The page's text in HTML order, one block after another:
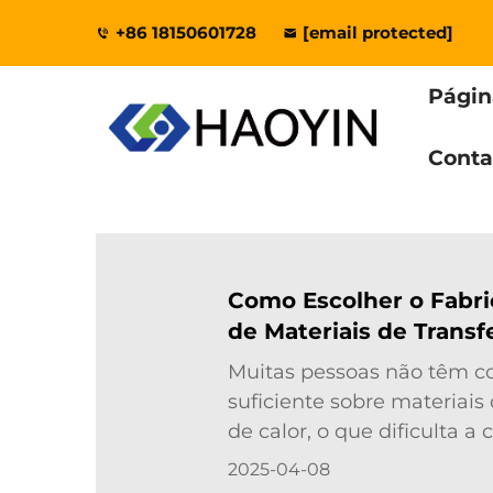
+86 18150601728 [email protected]
Como Escolher o
de Materiais de
Calor?
Muitas pessoas não têm
suficiente sobre materiais
de calor, o que dificulta a
produtos adequados. Para
2025-04-08